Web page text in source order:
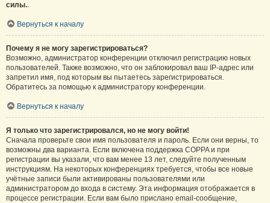
силы..
Вернуться к началу
Почему я не могу зарегистрироваться?
Возможно, администратор конференции отключил регистрацию новых
пользователей. Также возможно, что он заблокировал ваш IP-адрес или
запретил имя, под которым вы пытаетесь зарегистрироваться.
Обратитесь за помощью к администратору конференции.
Вернуться к началу
Я только что зарегистрировался, но не могу войти!
Сначала проверьте свои имя пользователя и пароль. Если они верны, то
возможны два варианта. Если включена поддержка COPPA и при
регистрации вы указали, что вам менее 13 лет, следуйте полученным
инструкциям. На некоторых конференциях требуется, чтобы все новые
учётные записи были активированы пользователями или
администратором до входа в систему. Эта информация отображается в
процессе регистрации. Если вам было прислано email-сообщение,